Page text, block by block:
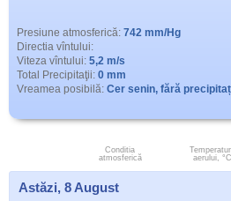
Presiune atmosferică: 742 mm/Hg
Directia vîntului:
Viteza vîntului: 5,2 m/s
Total Precipitaţii: 0 mm
Vreamea posibilă: Cer senin, fără
Conditia
atmosferică
aerului, °C
Astăzi, 8 August